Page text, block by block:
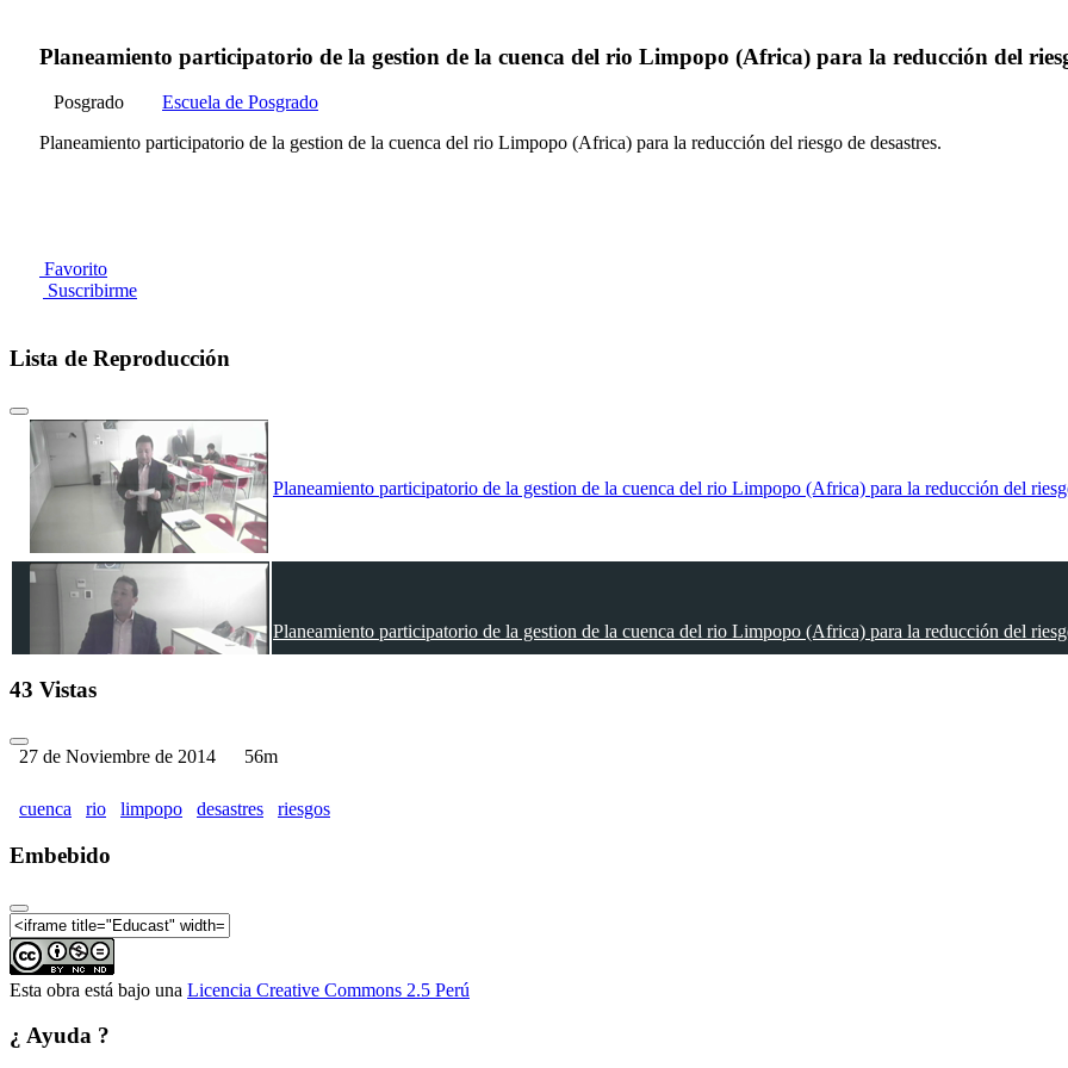
Planeamiento participatorio de la gestion de la cuenca del rio Limpopo (Africa) para la reducción del
Posgrado
Escuela de Posgrado
Planeamiento participatorio de la gestion de la cuenca del rio Limpopo (Africa) para la reducción del riesgo de desastres.
Favorito
Suscribirme
Lista de Reproducción
Planeamiento participatorio de la gestion de la cuenca del rio Limpopo (Africa) para la reducción del
Planeamiento participatorio de la gestion de la cuenca del rio Limpopo (Africa) para la reducción del
43 Vistas
27 de Noviembre de 2014 56m
cuenca rio limpopo desastres riesgos
Embebido
Esta obra está bajo una Licencia Creative Commons 2.5 Perú
¿ Ayuda ?